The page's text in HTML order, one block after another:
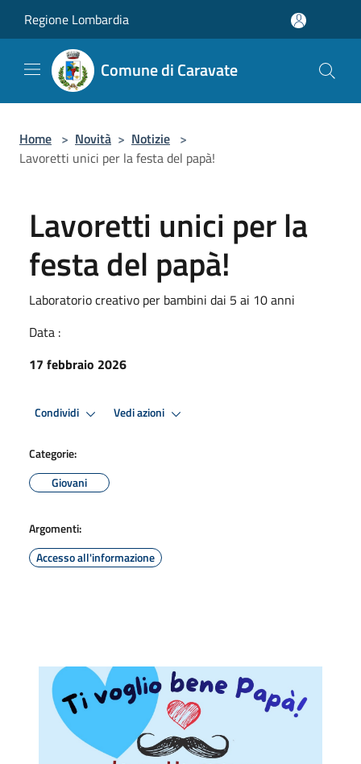
Regione Lombardia
Comune di Caravate
Home > Novità > Notizie >
Lavoretti unici per la festa del papà!
Lavoretti unici per la
festa del papà!
Laboratorio creativo per bambini dai 5 ai 10 anni
Data :
17 febbraio 2026
Condividi Vedi azioni
Categorie:
Giovani
Argomenti:
Accesso all'informazione